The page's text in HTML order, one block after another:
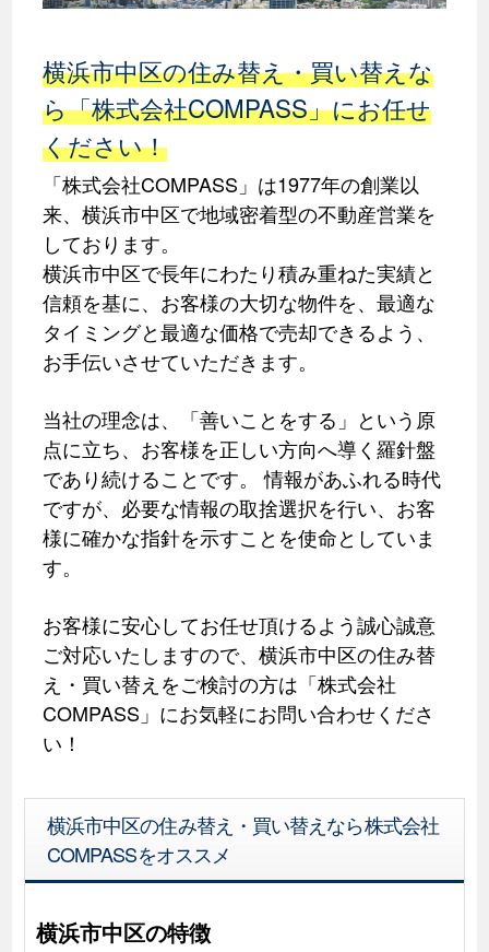
横浜市中区の住み替え・買い替えな
ら「株式会社COMPASS」にお任せ
ください！
「株式会社COMPASS」は1977年の創業以
来、横浜市中区で地域密着型の不動産営業を
しております。
横浜市中区で長年にわたり積み重ねた実績と
信頼を基に、お客様の大切な物件を、最適な
タイミングと最適な価格で売却できるよう、
お手伝いさせていただきます。
当社の理念は、「善いことをする」という原
点に立ち、お客様を正しい方向へ導く羅針盤
であり続けることです。 情報があふれる時代
ですが、必要な情報の取捨選択を行い、お客
様に確かな指針を示すことを使命としていま
す。
お客様に安心してお任せ頂けるよう誠心誠意
ご対応いたしますので、横浜市中区の住み替
え・買い替えをご検討の方は「株式会社
COMPASS」にお気軽にお問い合わせくださ
い！
横浜市中区の住み替え・買い替えなら株式会社
COMPASSをオススメ
横浜市中区の特徴